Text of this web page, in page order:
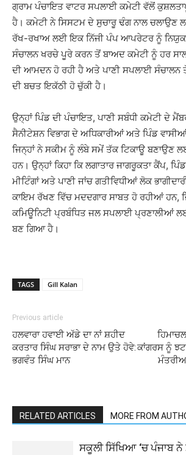
ਗ੍ਰਾਮ ਪੰਚਾਇਤ ਵਾਟਰ ਸਪਲਾਈ ਕਮੇਟੀ ਵੱਲੋਂ
ਹੈ। ਕਮੇਟੀ ਨੇ ਸਿਸਟਮ ਦੇ ਸੁਚਾਰੂ ਢੰਗ ਨਾਲ ਚਲਾਉਣ
ਰੱਖ-ਰਖਾਅ ਲਈ ਇਕ ਨਿੱਜੀ ਪੰਪ ਆਪਰੇਟਰ ਨੂੰ ਨਿਯੁਕਤ
ਸੰਚਾਲਨ ਖਰਚੇ ਪੂਰੇ ਕਰਨ ਤੋਂ ਬਾਅਦ ਕਮੇਟੀ ਨੂੰ ਹਰ
ਦੀ ਆਮਦਨ ਹੋ ਰਹੀ ਹੈ ਅਤੇ ਪਾਣੀ ਸਪਲਾਈ ਸੰਚਾਲਨ
ਦੀ ਬਚਤ ਇਕੱਠੀ ਹੋ ਚੁੱਕੀ ਹੈ।
ਉਨ੍ਹਾਂ ਪਿੰਡ ਦੀ ਪੰਚਾਇਤ, ਪਾਣੀ ਸਬੰਧੀ ਕਮੇਟੀ ਦੇ
ਸੈਨੀਟੇਸ਼ਨ ਵਿਭਾਗ ਦੇ ਅਧਿਕਾਰੀਆਂ ਅਤੇ ਪਿੰਡ ਵਾਸੀਆਂ
ਜਿਨ੍ਹਾਂ ਨੇ ਸਕੀਮ ਨੂੰ ਲੰਬੇ ਸਮੇਂ ਤੱਕ ਟਿਕਾਊ ਬਣਾਉਣ
ਹਨ। ਉਨ੍ਹਾਂ ਕਿਹਾ ਕਿ ਲਗਾਤਾਰ ਜਾਗਰੂਕਤਾ ਕੈਂਪ,
ਮੀਟਿੰਗਾਂ ਅਤੇ ਪਾਣੀ ਜਾਂਚ ਗਤੀਵਿਧੀਆਂ ਲੋਕ
ਕਾਇਮ ਰੱਖਣ ਵਿੱਚ ਮਦਦਗਾਰ ਸਾਬਤ ਹੋ ਰਹੀਆਂ ਹਨ,
ਕਮਿਊਨਿਟੀ ਪ੍ਰਬੰਧਿਤ ਜਲ ਸਪਲਾਈ ਪ੍ਰਣਾਲੀਆਂ
ਬਣ ਗਿਆ ਹੈ।
TAGS Gill Kalan
Previous article
ਹਲਵਾਰਾ ਹਵਾਈ ਅੱਡੇ ਦਾ ਨਾਂ ਸ਼ਹੀਦ
ਕਰਤਾਰ ਸਿੰਘ ਸਰਾਭਾ ਦੇ ਨਾਮ ਉਤੇ ਹੋਵੇ:
ਭਗਵੰਤ ਸਿੰਘ ਮਾਨ
ਕਾਂਗਰਸ ਨੂੰ
RELATED ARTICLES MORE FROM
ਸਕੂਲੀ ਸਿੱਖਿਆ ‘ਚ ਪੰਜਾਬ ਨੇ